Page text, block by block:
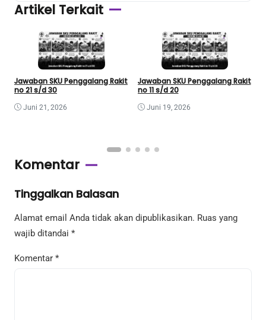
Artikel Terkait
Jawaban SKU Penggalang Rakit
no 21 s/d 30
Juni 21, 2026
Jawaban SKU Penggalang Rakit
no 11 s/d 20
Juni 19, 2026
Komentar
Tinggalkan Balasan
Alamat email Anda tidak akan dipublikasikan. Ruas yang
wajib ditandai *
Komentar *